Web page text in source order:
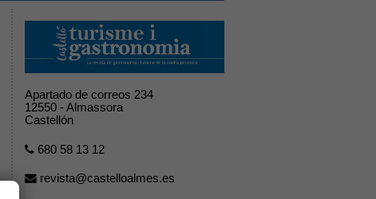
Apartado de correos 234
12550 - Almassora
Castellón
680 58 13 12
revista@castelloalmes.es